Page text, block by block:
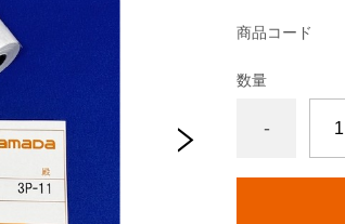
商品コード
数量
-